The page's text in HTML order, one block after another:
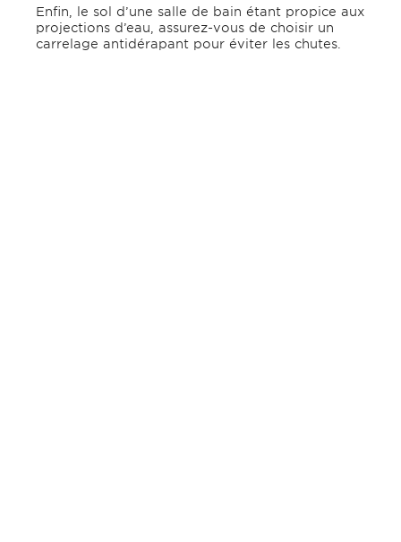
Enfin, le sol d’une salle de bain étant propice aux
projections d’eau, assurez-vous de choisir un
carrelage antidérapant pour éviter les chutes.